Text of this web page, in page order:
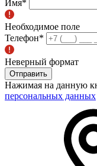
Имя*
Необходимое поле
Телефон*
Неверный формат
Отправить
Нажимая на данную
персональных данных